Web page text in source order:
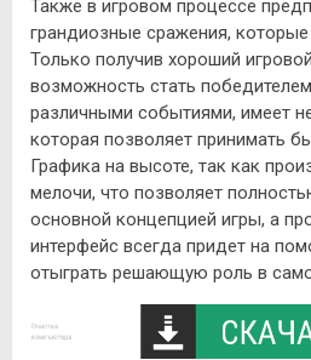
Также в игровом процессе
грандиозные сражения,
Только получив хороший
возможность стать
различными событиями, имеет
которая позволяет принимать
Графика на высоте, так как
мелочи, что позволяет
основной концепцией игры, а
интерфейс всегда придет на
отыграть решающую роль в